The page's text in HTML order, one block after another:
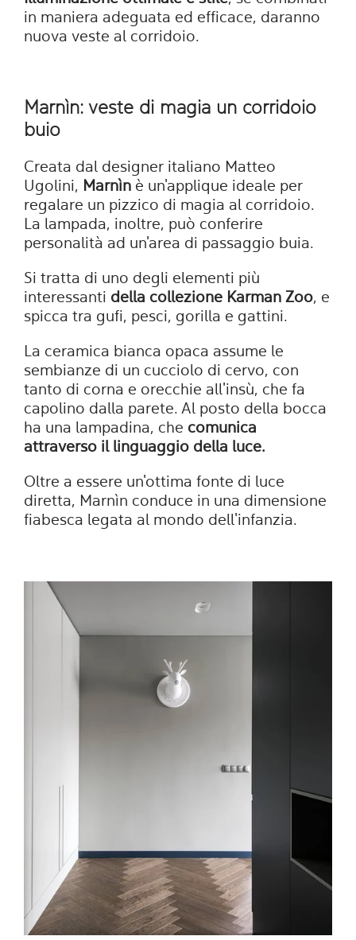
in maniera adeguata ed efficace, daranno
nuova veste al corridoio.
Marnìn: veste di magia un corridoio
buio
Creata dal designer italiano Matteo
Ugolini, Marnìn è un'applique ideale per
regalare un pizzico di magia al corridoio.
La lampada, inoltre, può conferire
personalità ad un'area di passaggio buia.
Si tratta di uno degli elementi più
interessanti della collezione Karman Zoo, e
spicca tra gufi, pesci, gorilla e gattini.
La ceramica bianca opaca assume le
sembianze di un cucciolo di cervo, con
tanto di corna e orecchie all'insù, che fa
capolino dalla parete. Al posto della bocca
ha una lampadina, che comunica
attraverso il linguaggio della luce.
Oltre a essere un'ottima fonte di luce
diretta, Marnìn conduce in una dimensione
fiabesca legata al mondo dell'infanzia.